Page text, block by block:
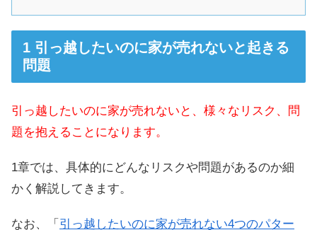
引っ越したいのに家が売れないと起きる
問題
引っ越したいのに家が売れないと、様々なリスク、問
題を抱えることになります。
1章では、具体的にどんなリスクや問題があるのか細
かく解説してきます。
なお、「 引っ越したいのに家が売れない4つのパター